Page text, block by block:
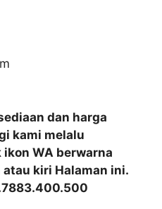
dan harga
kami melalu
WA berwarna
kiri Halaman ini.